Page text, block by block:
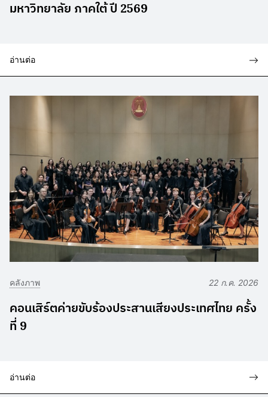
มหาวิทยาลัย ภาคใต้ ปี 2569
อ่านต่อ
คลังภาพ 22 ก.ค. 2026
คอนเสิร์ตค่ายขับร้องประสานเสียงประเทศไทย ครั้ง
ที่ 9
อ่านต่อ